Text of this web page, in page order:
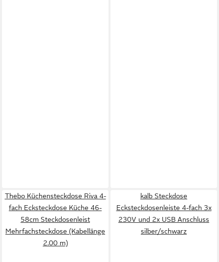
Thebo Küchensteckdose Riva 4-
fach Ecksteckdose Küche 46-
58cm Steckdosenleist
Mehrfachsteckdose (Kabellänge
2.00 m)
kalb Steckdose
Ecksteckdosenleiste 4-fach 3x
230V und 2x USB Anschluss
silber/schwarz